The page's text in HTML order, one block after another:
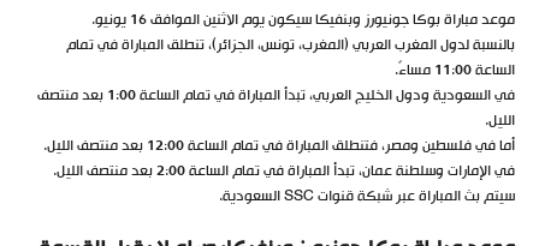
موعد مباراة بوكا جونيورز وبنفيكا سيكون يوم الاثنين الموافق 16 يونيو.
بالنسبة لدول المغرب العربي (المغرب، تونس، الجزائر)، تنطلق المباراة في تمام
الساعة 11:00 مساءً.
في السعودية ودول الخليج العربي، تبدأ المباراة في تمام الساعة 1:00 بعد منتصف
الليل.
أما في فلسطين ومصر، فتنطلق المباراة في تمام الساعة 12:00 بعد منتصف الليل.
في الإمارات وسلطنة عمان، تبدأ المباراة في تمام الساعة 2:00 بعد منتصف الليل.
سيتم بث المباراة عبر شبكة قنوات SSC السعودية.